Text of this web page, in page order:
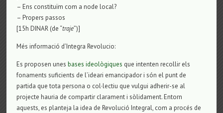
– Ens constituïm com a node local?
– Propers passos
[15h DINAR (de “traje”)]
Més informació d’Integra Revolucio:
Es proposen unesbases ideològiques que intenten recollir els
fonaments suficients de l’ideari emancipador i són el punt de
partida que tota persona o col·lectiu que vulgui adherir-se al
projecte hauria de compartir clarament i sòlidament. Entorn
aquests, es planteja la idea de Revolució Integral, com a procés de